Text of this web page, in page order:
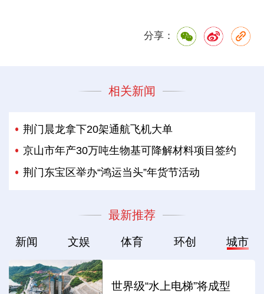
分享：
相关新闻
荆门晨龙拿下20架通航飞机大单
京山市年产30万吨生物基可降解材料项目签约
荆门东宝区举办“鸿运当头”年货节活动
最新推荐
新闻 文娱 体育 环创 城市
世界级“水上电梯”将成型